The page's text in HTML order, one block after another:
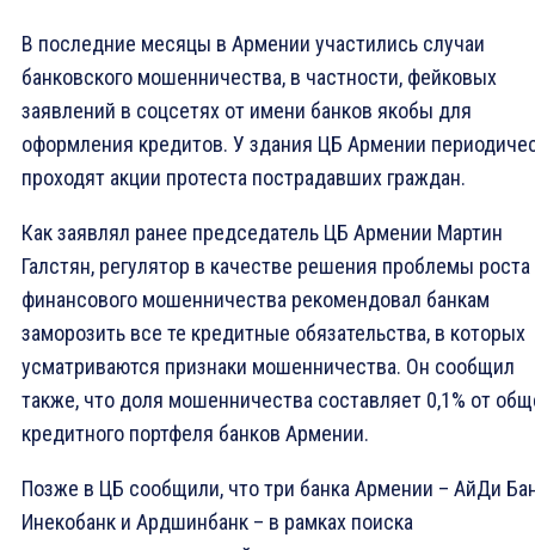
В последние месяцы в Армении участились случаи
банковского мошенничества, в частности, фейковых
заявлений в соцсетях от имени банков якобы для
оформления кредитов. У здания ЦБ Армении
проходят акции протеста пострадавших граждан.
Как заявлял ранее председатель ЦБ Армении Мартин
Галстян, регулятор в качестве решения проблемы роста
финансового мошенничества рекомендовал банкам
заморозить все те кредитные обязательства, в которых
усматриваются признаки мошенничества. Он сообщил
также, что доля мошенничества составляет 0,1% от
кредитного портфеля банков Армении.
Позже в ЦБ сообщили, что три банка Армении – АйДи
Инекобанк и Ардшинбанк – в рамках поиска